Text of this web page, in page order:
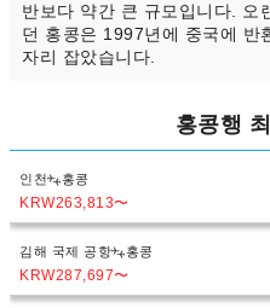
반보다 약간 큰 규모입니다. 오
던 홍콩은 1997년에 중국에 반
자리 잡았습니다.
홍콩행
인천 홍콩
KRW263,813〜
김해 국제 공항 홍콩
KRW287,697〜